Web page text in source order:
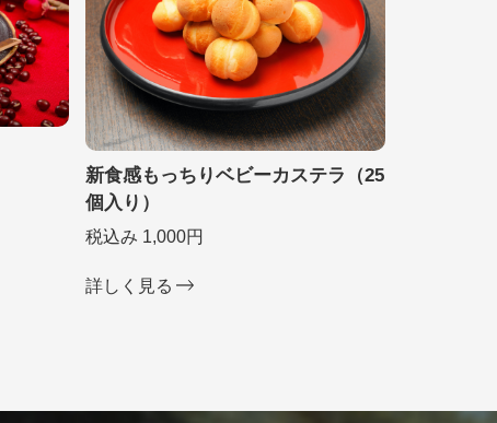
新食感もっちりベビーカステラ（25
個入り）
税込み 1,000円
詳しく見る